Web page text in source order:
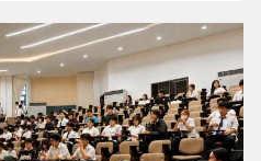
ลยีอวกาศ (S-TREC), GISTDA อ.จนิษฐ์
คโนโลยีภูมิสารสนเทศ ลิ้งค์รับสมัคร:
viewform… ปิดรับสมัคร:…